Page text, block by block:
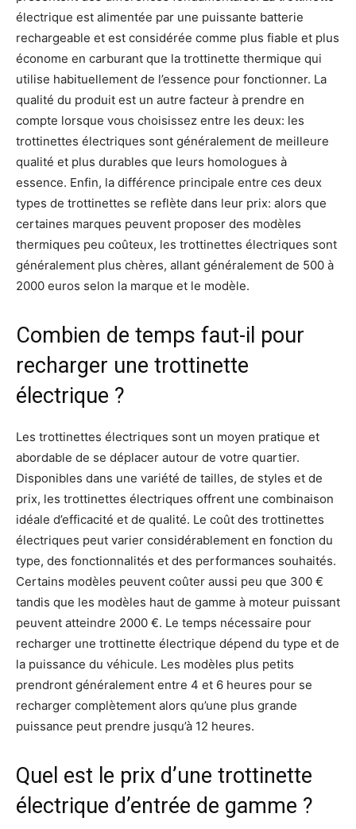
électrique est alimentée par une puissante batterie
rechargeable et est considérée comme plus fiable et plus
économe en carburant que la trottinette thermique qui
utilise habituellement de l’essence pour fonctionner. La
qualité du produit est un autre facteur à prendre en
compte lorsque vous choisissez entre les deux: les
trottinettes électriques sont généralement de meilleure
qualité et plus durables que leurs homologues à
essence. Enfin, la différence principale entre ces deux
types de trottinettes se reflète dans leur prix: alors que
certaines marques peuvent proposer des modèles
thermiques peu coûteux, les trottinettes électriques sont
généralement plus chères, allant généralement de 500 à
2000 euros selon la marque et le modèle.
Combien de temps faut-il pour
recharger une trottinette
électrique ?
Les trottinettes électriques sont un moyen pratique et
abordable de se déplacer autour de votre quartier.
Disponibles dans une variété de tailles, de styles et de
prix, les trottinettes électriques offrent une combinaison
idéale d’efficacité et de qualité. Le coût des trottinettes
électriques peut varier considérablement en fonction du
type, des fonctionnalités et des performances souhaités.
Certains modèles peuvent coûter aussi peu que 300 €
tandis que les modèles haut de gamme à moteur puissant
peuvent atteindre 2000 €. Le temps nécessaire pour
recharger une trottinette électrique dépend du type et de
la puissance du véhicule. Les modèles plus petits
prendront généralement entre 4 et 6 heures pour se
recharger complètement alors qu’une plus grande
puissance peut prendre jusqu’à 12 heures.
Quel est le prix d’une trottinette
électrique d’entrée de gamme ?